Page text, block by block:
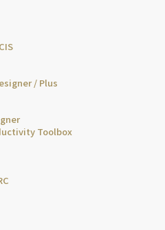
/ Plus
Toolbox